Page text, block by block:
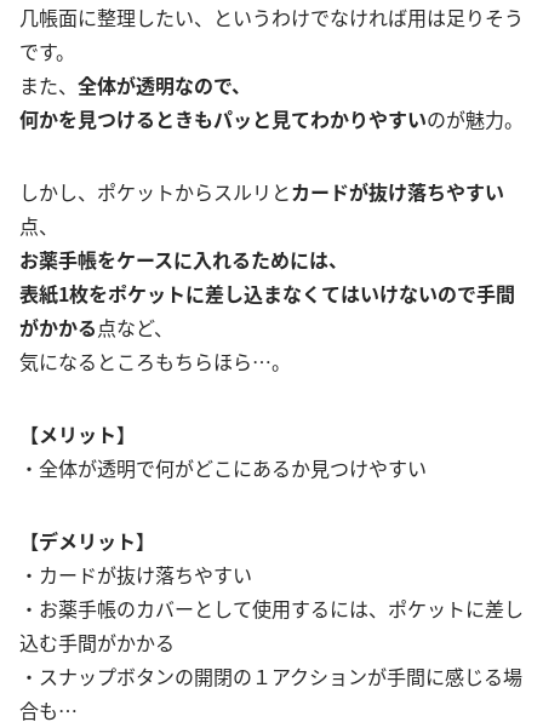
几帳面に整理したい、というわけでなければ用は足りそう
です。
また、 全体が透明なので、
何かを見つけるときもパッと見てわかりやすいのが魅力。
しかし、ポケットからスルリとカードが抜け落ちやすい
点、
お薬手帳をケースに入れるためには、
表紙1枚をポケットに差し込まなくてはいけないので手間
がかかる点など、
気になるところもちらほら…。
【メリット】
・全体が透明で何がどこにあるか見つけやすい
【デメリット】
・カードが抜け落ちやすい
・お薬手帳のカバーとして使用するには、ポケットに差し
込む手間がかかる
・スナップボタンの開閉の１アクションが手間に感じる場
合も…